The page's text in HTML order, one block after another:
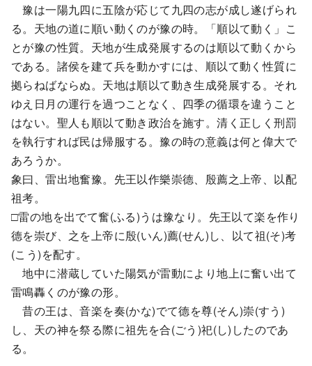
豫は一陽九四に五陰が応じて九四の志が成し遂げられ
る。天地の道に順い動くのが豫の時。「順以て動く」こ
とが豫の性質。天地が生成発展するのは順以て動くから
である。諸侯を建て兵を動かすには、順以て動く性質に
拠らねばならぬ。天地は順以て動き生成発展する。それ
ゆえ日月の運行を過つことなく、四季の循環を違うこと
はない。聖人も順以て動き政治を施す。清く正しく刑罰
を執行すれば民は帰服する。豫の時の意義は何と偉大で
あろうか。
象曰、雷出地奮豫。先王以作樂崇德、殷薦之上帝、以配
祖考。
□雷の地を出でて奮(ふる)うは豫なり。先王以て楽を作り
德を崇び、之を上帝に殷(いん)薦(せん)し、以て祖(そ)考
(こう)を配す。
地中に潜蔵していた陽気が雷動により地上に奮い出て
雷鳴轟くのが豫の形。
昔の王は、音楽を奏(かな)でて德を尊(そん)崇(すう)
し、天の神を祭る際に祖先を合(ごう)祀(し)したのであ
る。